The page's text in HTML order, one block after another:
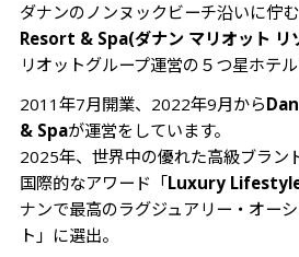
3-Bedrooms Villa
アメニティー
プール
ホテルステイにおすすめのポイ
QUAN SPA
テニスコート
ダナンのノンヌックビーチ沿いに佇
Resort & Spa(ダナン マリオット リ
リオットグループ運営の５つ星ホテル
2011年7月開業、2022年9月から
& Spaが運営をしています。
2025年、世界中の優れた高級ブラン
国際的なアワード「Luxury
ナンで最高のラグジュアリー・オー
ト」に選出。